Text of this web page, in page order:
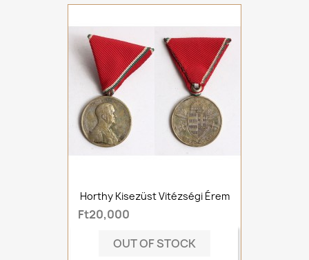
Horthy Kisezüst Vitézségi Érem
Ft20,000
OUT OF STOCK